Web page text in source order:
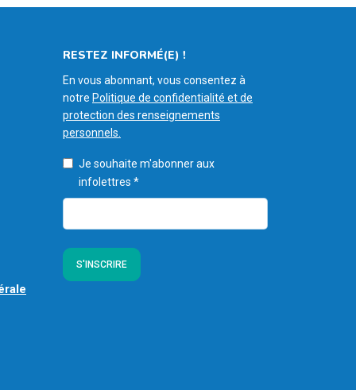
RESTEZ INFORMÉ(E) !
En vous abonnant, vous consentez à
notre Politique de confidentialité et de
protection des renseignements
personnels.
Je souhaite m'abonner aux
infolettres *
S'INSCRIRE